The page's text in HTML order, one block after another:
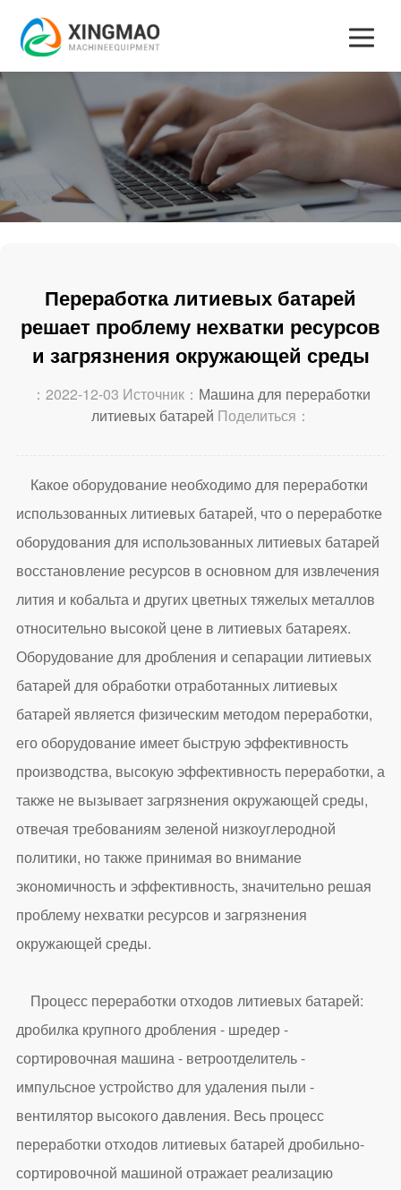
Переработка литиевых батарей
решает проблему нехватки ресурсов
и загрязнения окружающей среды
：2022-12-03 Источник： Машина для переработки
литиевых батарей Поделиться：
Какое оборудование необходимо для переработки
использованных литиевых батарей, что о переработке
оборудования для использованных литиевых батарей
восстановление ресурсов в основном для извлечения
лития и кобальта и других цветных тяжелых металлов
относительно высокой цене в литиевых батареях.
Оборудование для дробления и сепарации литиевых
батарей для обработки отработанных литиевых
батарей является физическим методом переработки,
его оборудование имеет быструю эффективность
производства, высокую эффективность переработки, а
также не вызывает загрязнения окружающей среды,
отвечая требованиям зеленой низкоуглеродной
политики, но также принимая во внимание
экономичность и эффективность, значительно решая
проблему нехватки ресурсов и загрязнения
окружающей среды.
Процесс переработки отходов литиевых батарей:
дробилка крупного дробления - шредер -
сортировочная машина - ветроотделитель -
импульсное устройство для удаления пыли -
вентилятор высокого давления. Весь процесс
переработки отходов литиевых батарей дробильно-
сортировочной машиной отражает реализацию